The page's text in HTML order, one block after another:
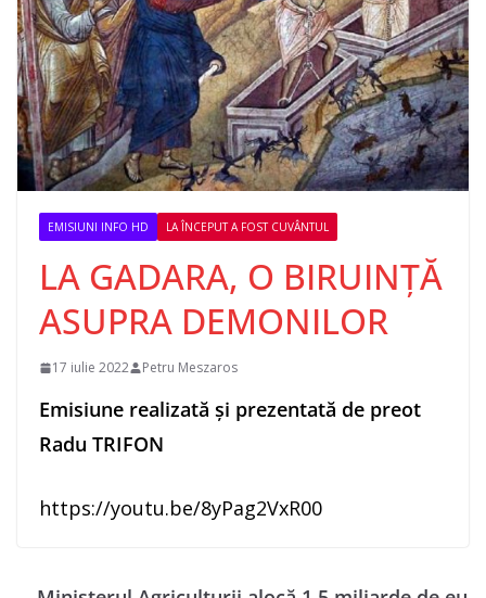
EMISIUNI INFO HD LA ÎNCEPUT A FOST CUVÂNTUL
LA GADARA, O BIRUINȚĂ
ASUPRA DEMONILOR
17 iulie 2022 Petru Meszaros
Emisiune realizată și prezentată de preot
Radu TRIFON
https://youtu.be/8yPag2VxR00